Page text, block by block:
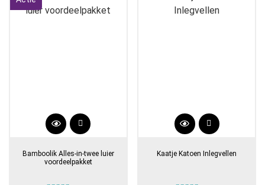
Bamboolik Alles-in-twee luier
voordeelpakket
Kaatje Katoen Inlegvellen